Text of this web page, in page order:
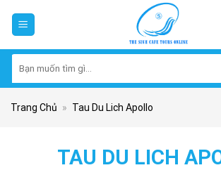
kiếm:
Trang Chủ » Tau Du Lich Apollo
TAU DU LICH